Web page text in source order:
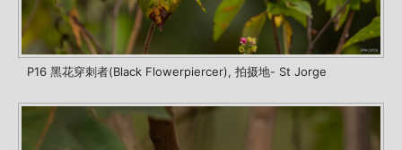
P16 黑花穿刺者(Black Flowerpiercer), 拍摄地- St Jorge